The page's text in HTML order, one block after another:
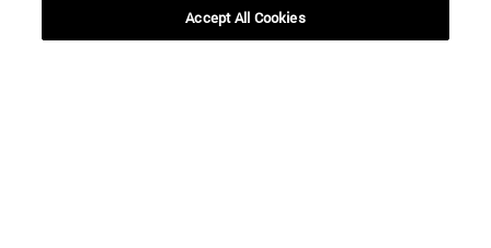
(abre en nueva ventana)
(abre en nueva ventana)
Accept All Cookies